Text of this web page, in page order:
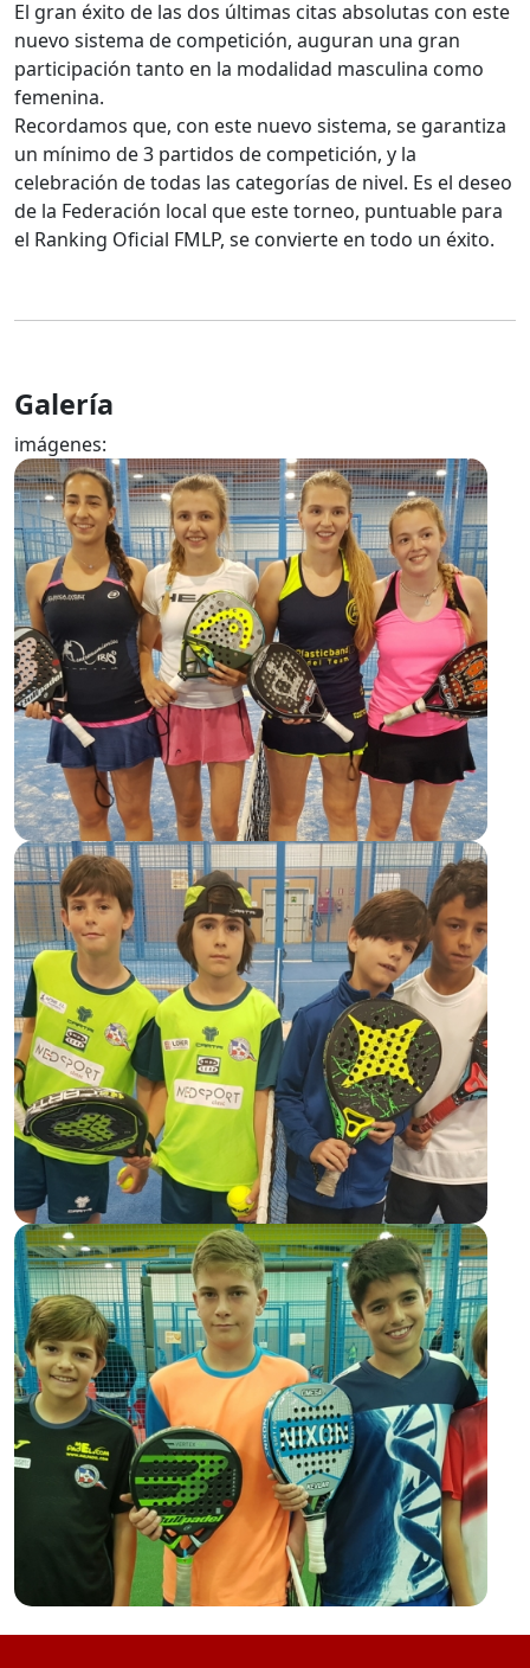
El gran éxito de las dos últimas citas absolutas con este
nuevo sistema de competición, auguran una gran
participación tanto en la modalidad masculina como
femenina.
Recordamos que, con este nuevo sistema, se garantiza
un mínimo de 3 partidos de competición, y la
celebración de todas las categorías de nivel. Es el deseo
de la Federación local que este torneo, puntuable para
el Ranking Oficial FMLP, se convierte en todo un éxito.
Galería
imágenes: